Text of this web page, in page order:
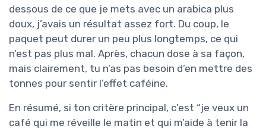
dessous de ce que je mets avec un arabica plus
doux, j’avais un résultat assez fort. Du coup, le
paquet peut durer un peu plus longtemps, ce qui
n’est pas plus mal. Après, chacun dose à sa façon,
mais clairement, tu n’as pas besoin d’en mettre des
tonnes pour sentir l’effet caféine.
En résumé, si ton critère principal, c’est “je veux un
café qui me réveille le matin et qui m’aide à tenir la